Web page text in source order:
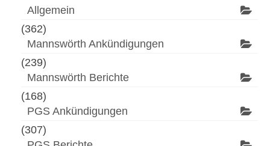
Allgemein
(362)
Mannswörth Ankündigungen
(239)
Mannswörth Berichte
(168)
PGS Ankündigungen
(307)